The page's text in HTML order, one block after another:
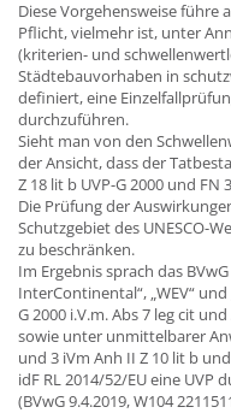
Diese Vorgehensweise führe
Pflicht, vielmehr ist, unter
(kriterien- und
Städtebauvorhaben in
definiert, eine
durchzuführen.
Sieht man von den
der Ansicht, dass der
Z 18 lit b UVP-G 2000 und
Die Prüfung der
Schutzgebiet des UNESCO-
zu beschränken.
Im Ergebnis sprach das
InterContinental“, „WEV“
G 2000 i.V.m. Abs 7 leg cit
sowie unter unmittelbarer
und 3 iVm Anh II Z 10 lit b
idF RL 2014/52/EU eine UVP
(BVwG 9.4.2019, W104